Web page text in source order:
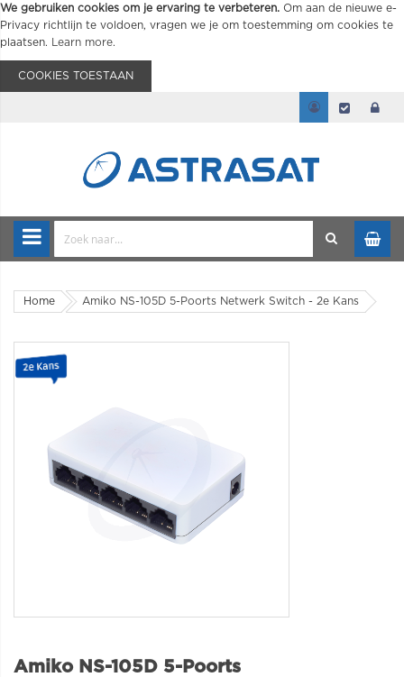
We gebruiken cookies om je ervaring te verbeteren. Om aan de nieuwe e-
Privacy richtlijn te voldoen, vragen we je om toestemming om cookies te
plaatsen.
Learn more.
COOKIES TOESTAAN
Home Amiko NS-105D 5-Poorts Netwerk Switch - 2e Kans
Amiko NS-105D 5-Poorts